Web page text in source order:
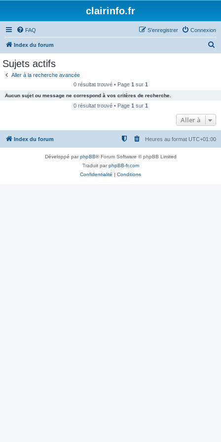
clairinfo.fr
FAQ Connexion
S’enregistrer
Index du forum
c
e
Sujets actifs
Aller à la recherche avancée
0 résultat trouvé • Page 1 sur 1
Aucun sujet ou message ne correspond à vos critères de recherche.
0 résultat trouvé • Page 1 sur 1
Aller à
Index du forum Heures au format UTC+01:00
Développé parphpBB® Forum Software © phpBB Limited
Traduit parphpBB-fr.com
Confidentialité | Conditions